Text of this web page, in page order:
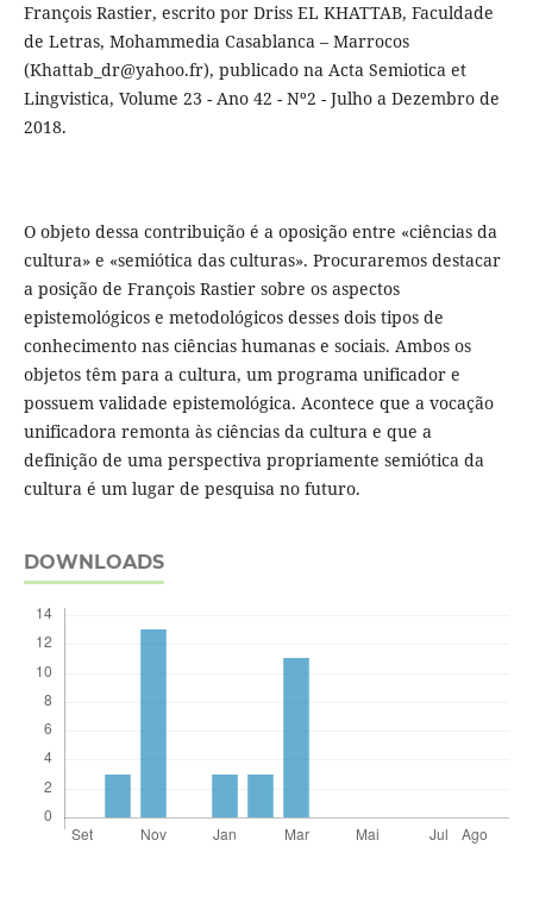
François Rastier, escrito por Driss EL KHATTAB, Faculdade
de Letras, Mohammedia Casablanca – Marrocos
(Khattab_dr@yahoo.fr), publicado na Acta Semiotica et
Lingvistica, Volume 23 - Ano 42 - Nº2 - Julho a Dezembro de
2018.
O objeto dessa contribuição é a oposição entre «ciências da
cultura» e «semiótica das culturas». Procuraremos destacar
a posição de François Rastier sobre os aspectos
epistemológicos e metodológicos desses dois tipos de
conhecimento nas ciências humanas e sociais. Ambos os
objetos têm para a cultura, um programa unificador e
possuem validade epistemológica. Acontece que a vocação
unificadora remonta às ciências da cultura e que a
definição de uma perspectiva propriamente semiótica da
cultura é um lugar de pesquisa no futuro.
DOWNLOADS